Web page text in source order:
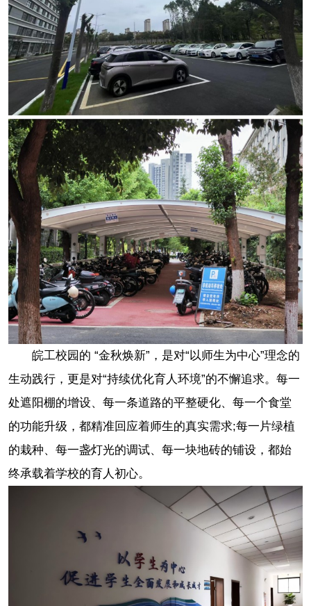
皖工校园的 “金秋焕新”，是对“以师生为中心”理念的
生动践行，更是对“持续优化育人环境”的不懈追求。每一
处遮阳棚的增设、每一条道路的平整硬化、每一个食堂
的功能升级，都精准回应着师生的真实需求;每一片绿植
的栽种、每一盏灯光的调试、每一块地砖的铺设，都始
终承载着学校的育人初心。